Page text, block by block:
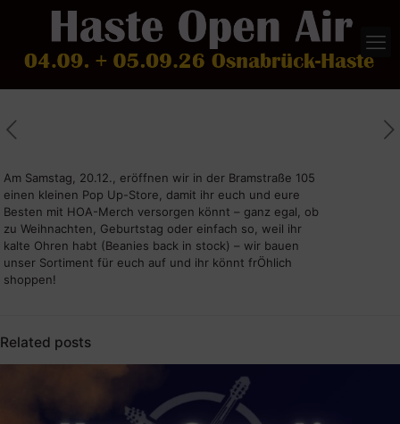
Am Samstag, 20.12., eröffnen wir in der Bramstraße 105
einen kleinen Pop Up-Store, damit ihr euch und eure
Besten mit HOA-Merch versorgen könnt – ganz egal, ob
zu Weihnachten, Geburtstag oder einfach so, weil ihr
kalte Ohren habt (Beanies back in stock) – wir bauen
unser Sortiment für euch auf und ihr könnt frÖhlich
shoppen!
Related posts